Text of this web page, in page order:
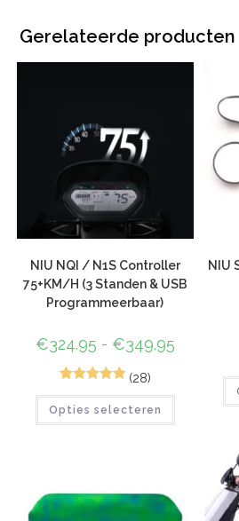
Gerelateerde producten
NIU NQI / N1S Controller
75+KM/H (3 Standen & USB
Programmeerbaar)
€324.95 - €349.95
d4.96op 5
(28)
Opties selecteren
NIU